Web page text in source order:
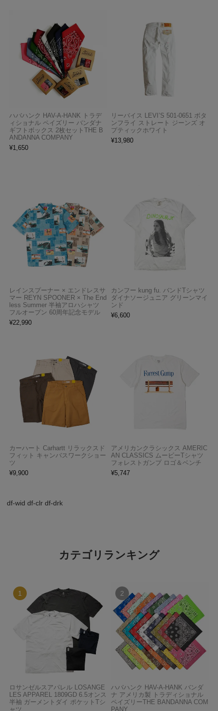
ハバハンク HAV-A-HANK トラデ
ィショナル ペイズリー バンダナ
ギフトボックス 2枚セットTHE B
ANDANNA COMPANY
¥1,650
リーバイス LEVI’S 501-0651 ボタ
ンフライ ストレート ジーンズ オ
プティックホワイト
¥13,980
レインスプーナー × エンドレスサ
マー REYN SPOONER × The End
less Summer 半袖アロハシャツ
フルオープン 60周年記念モデル
¥22,990
カンフー kung fu. バンドTシャツ
ダイナソージュニア グリーンマイ
ンド
¥6,600
カーハート Carhartt リラックスド
フィット キャンバスワークショー
ツ
¥9,900
アメリカンクラシックス AMERIC
AN CLASSICS ムービーTシャツ
フォレストガンプ ロゴ＆ベンチ
¥5,747
df-wid df-clr df-drk
カテゴリランキング
ロサンゼルスアパレル LOSANGE
LES APPAREL 1809GD 6.5オンス
半袖 ガーメントダイ ポケットTシ
ャツ
ハバハンク HAV-A-HANK バンダ
ナ アメリカ製 トラディショナル
ペイズリーTHE BANDANNA COM
PANY